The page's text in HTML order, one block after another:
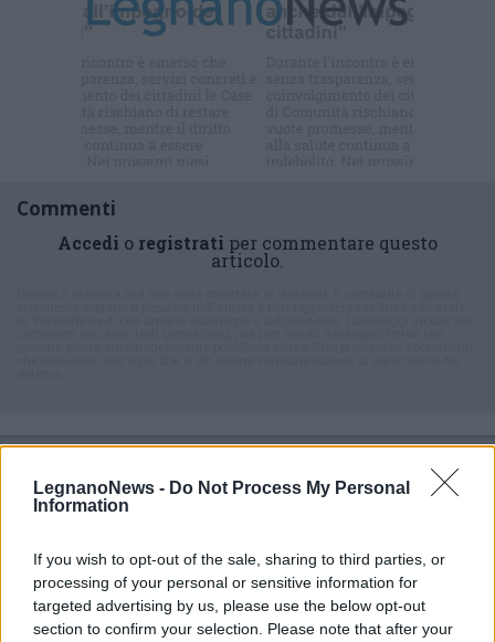
LegnanoNews - Do Not Process My Personal
Information
If you wish to opt-out of the sale, sharing to third parties, or
processing of your personal or sensitive information for
targeted advertising by us, please use the below opt-out
section to confirm your selection. Please note that after your
Commenti
Accedi o registrati per commentare questo
articolo.